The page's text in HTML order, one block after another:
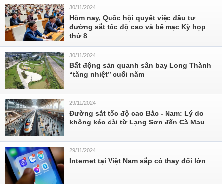
30/11/2024
Hôm nay, Quốc hội quyết việc đầu tư
đường sắt tốc độ cao và bế mạc Kỳ họp
thứ 8
30/11/2024
Bất động sản quanh sân bay Long Thành
“tăng nhiệt” cuối năm
29/11/2024
Đường sắt tốc độ cao Bắc - Nam: Lý do
không kéo dài từ Lạng Sơn đến Cà Mau
29/11/2024
Internet tại Việt Nam sắp có thay đổi lớn